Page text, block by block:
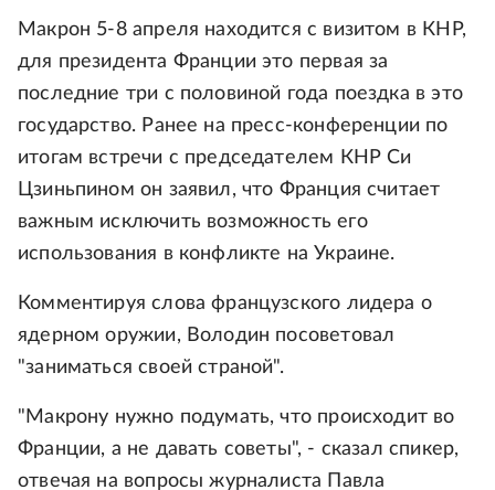
Макрон 5-8 апреля находится с визитом в КНР,
для президента Франции это первая за
последние три с половиной года поездка в это
государство. Ранее на пресс-конференции по
итогам встречи с председателем КНР Си
Цзиньпином он заявил, что Франция считает
важным исключить возможность его
использования в конфликте на Украине.
Комментируя слова французского лидера о
ядерном оружии, Володин посоветовал
"заниматься своей страной".
"Макрону нужно подумать, что происходит во
Франции, а не давать советы", - сказал спикер,
отвечая на вопросы журналиста Павла